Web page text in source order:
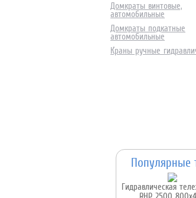
Домкраты винтовые,
автомобильные
Домкраты подкатные
автомобильные
Краны ручные
Популярные
Гидравлическая